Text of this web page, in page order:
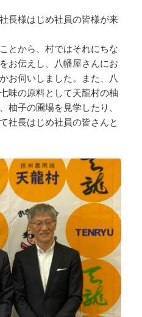
長様はじめ社員の皆様が来
とから、村ではそれにちな
お伝えし、八幡屋さんにお
お伺いしました。また、八
味の原料として天龍村の柚
柚子の圃場を見学したり、
社長はじめ社員の皆さんと